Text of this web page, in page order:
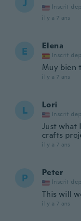
J Inscrit
il y a 7 ans
E Elena
Inscrit
Muy bien
il y a 7 ans
L Lori
Inscrit
Just what
crafts
il y a 7 ans
P Peter
Inscrit
This will
il y a 7 ans